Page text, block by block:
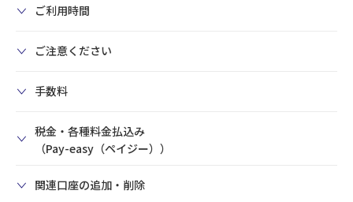
ご利用時間
ご注意ください
手数料
税金・各種料金払込み
（Pay-easy（ペイジー））
関連口座の追加・削除